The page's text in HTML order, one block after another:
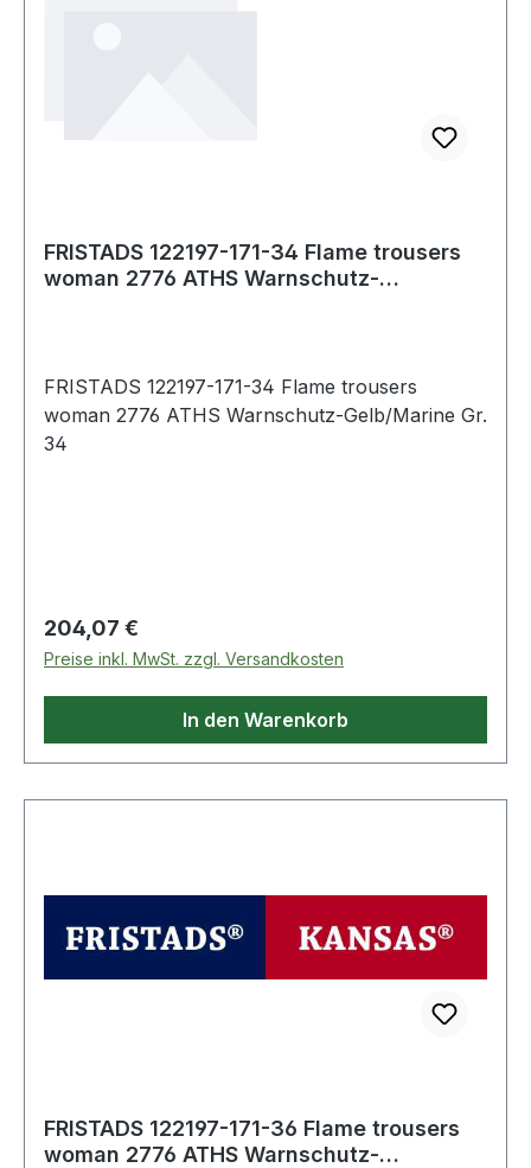
OEKO-TEX® zertifiziert. Material:45% Modacryl,
FRISTADS 122197-171-34 Flame trousers
woman 2776 ATHS Warnschutz-
FRISTADS 122197-171-34 Flame trousers
woman 2776 ATHS Warnschutz-Gelb/Marine Gr.
34
Regulärer Preis:
204,07 €
Preise inkl. MwSt. zzgl. Versandkosten
In den Warenkorb
FRISTADS 122197-171-36 Flame trousers
woman 2776 ATHS Warnschutz-